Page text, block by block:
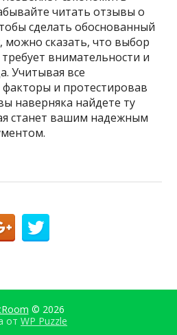
читать отзывы о
сделать обоснованный
можно сказать, что выбор
внимательности и
Учитывая все
и протестировав
наверняка найдете ту
станет вашим надежным
© 2026
от WP Puzzle